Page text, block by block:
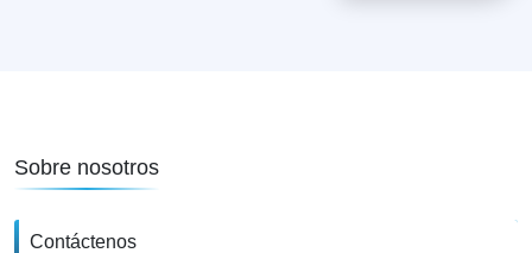
Sobre nosotros
Contáctenos